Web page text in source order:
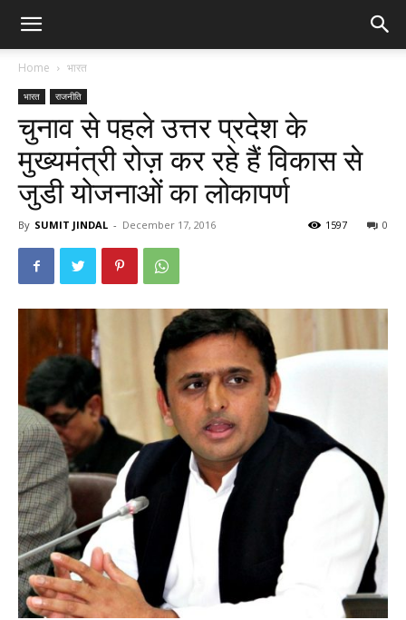
Home भारत
भारत राजनीति
चुनाव से पहले उत्तर प्रदेश के
मुख्यमंत्री रोज़ कर रहे हैं विकास से
जुडी योजनाओं का लोकापर्ण
By SUMIT JINDAL - December 17, 2016 0
1597